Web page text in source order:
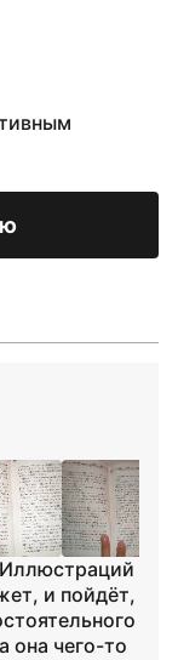
Иллюстраций
и пойдёт,
она чего-то